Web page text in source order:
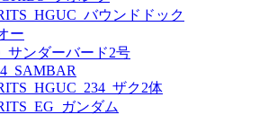
バウンドドック
ー
サンダーバード2号
ザク2体
ガンダム